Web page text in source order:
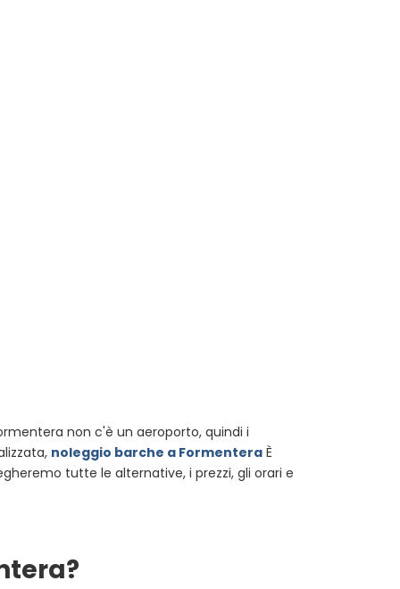
non c'è un aeroporto, quindi i
noleggio barche a Formentera È
tutte le alternative, i prezzi, gli orari e